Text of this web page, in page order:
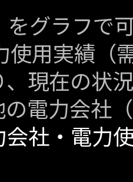
をグラフで
使用実績（
現在の状
の電力会社
会社・電力